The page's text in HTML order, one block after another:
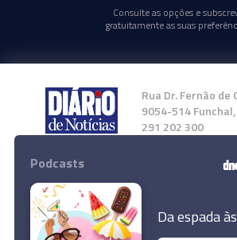
Consulte as opções e
gratuitamente as suas
Rua Dr. Fernão de
9054-514
291 202 300
Instale a nossa App
Podcasts
Da espada